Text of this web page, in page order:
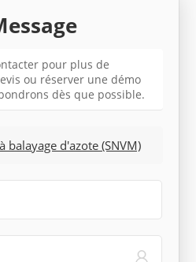
pour plus de
ou réserver une démo
dès que possible.
balayage d'azote (SNVM)